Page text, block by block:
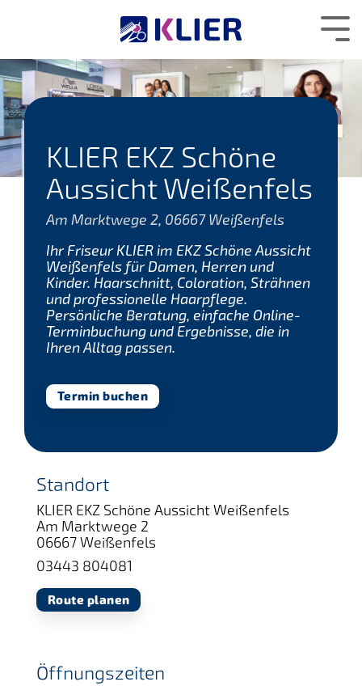
KLIER EKZ Schöne
Aussicht Weißenfels
Am Marktwege 2, 06667 Weißenfels
Ihr Friseur KLIER im EKZ Schöne Aussicht
Weißenfels für Damen, Herren und
Kinder. Haarschnitt, Coloration, Strähnen
und professionelle Haarpflege.
Persönliche Beratung, einfache Online-
Terminbuchung und Ergebnisse, die in
Ihren Alltag passen.
Termin buchen
Standort
KLIER EKZ Schöne Aussicht Weißenfels
Am Marktwege 2
06667 Weißenfels
03443 804081
Route planen
Öffnungszeiten